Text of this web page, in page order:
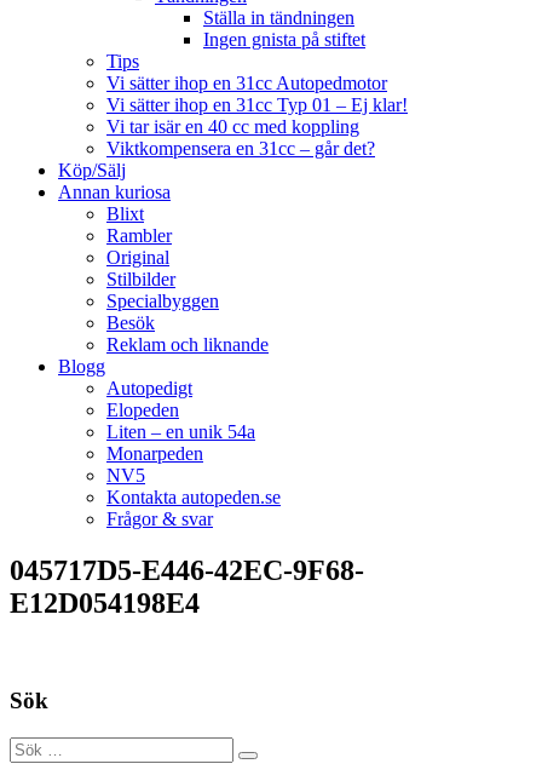
Ställa in tändningen
Ingen gnista på stiftet
Tips
Vi sätter ihop en 31cc Autopedmotor
Vi sätter ihop en 31cc Typ 01 – Ej klar!
Vi tar isär en 40 cc med koppling
Viktkompensera en 31cc – går det?
Köp/Sälj
Annan kuriosa
Blixt
Rambler
Original
Stilbilder
Specialbyggen
Besök
Reklam och liknande
Blogg
Autopedigt
Elopeden
Liten – en unik 54a
Monarpeden
NV5
Kontakta autopeden.se
Frågor & svar
045717D5-E446-42EC-9F68-
E12D054198E4
Sök